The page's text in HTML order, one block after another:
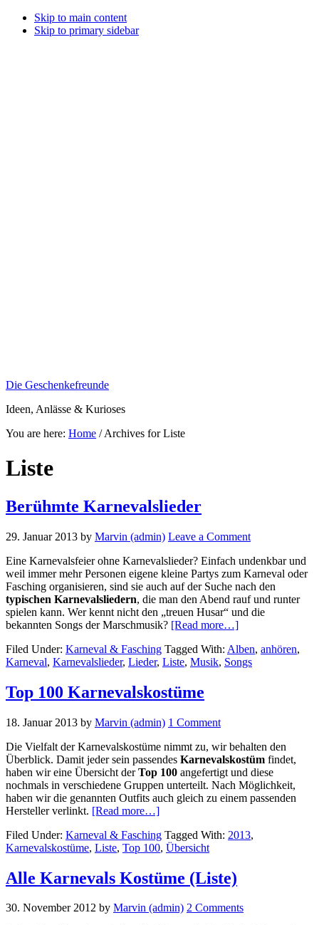
Skip to main content
Skip to primary sidebar
Die Geschenkefreunde
Ideen, Anlässe & Kurioses
You are here: Home /Archives for Liste
Liste
Berühmte Karnevalslieder
29. Januar 2013 by Marvin (admin) Leave a Comment
Eine Karnevalsfeier ohne Karnevalslieder? Einfach undenkbar und
weil immer mehr Personen eigene kleine Partys zum Karneval oder
Fasching organisieren, sind sie auch auf der Suche nach den
typischen Karnevalsliedern, die man den Abend rauf und runter
spielen kann. Wer kennt nicht den „treuen Husar“ und die
bekannten Songs der Marschmusik? [Read more…]about
Karnevalslieder
Filed Under: Karneval & Fasching Tagged With: Alben, anhören,
Karneval, Karnevalslieder, Lieder, Liste, Musik, Songs
Top 100 Karnevalskostüme
18. Januar 2013 by Marvin (admin) 1 Comment
Die Vielfalt der Karnevalskostüme nimmt zu, wir behalten den
Überblick. Damit jeder sein passendes Karnevalskostüm findet,
haben wir eine Übersicht derTop 100 angefertigt und diese
nochmals in verschiedene Gruppen unterteilt. Nach Möglichkeit,
haben wir die genannten Outfits auch gleich zu einem passenden
Hersteller verlinkt. [Read more…]about
100
Karnevalskostüme
Filed Under: Karneval & Fasching Tagged With: 2013,
Karnevalskostüme, Liste, Top 100, Übersicht
Alle Karnevals Kostüme (Liste)
30. November 2012 by Marvin (admin) 2 Comments